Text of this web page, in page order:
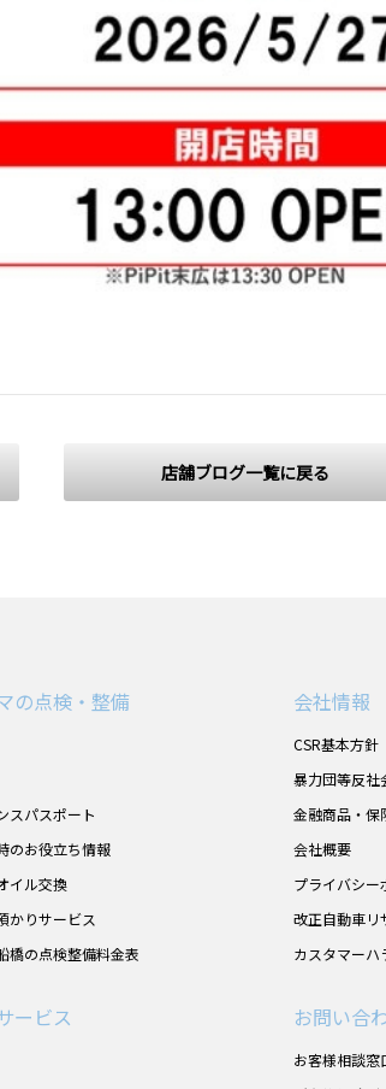
店舗ブログ一覧に戻る
の点検・整備
スパスポート
のお役立ち情報
イル交換
かりサービス
橋の点検整備料金表
ービス
会社情報
CSR基本方針
暴力団等反社
金融商品・保
会社概要
プライバシー
改正自動車リ
カスタマーハ
お問い合
お客様相談窓